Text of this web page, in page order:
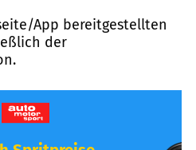
App bereitgestellten
der